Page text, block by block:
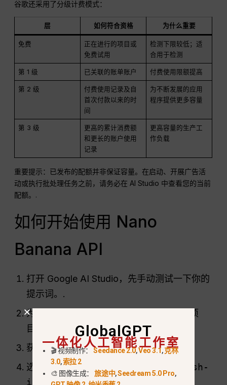
谷歌还采用了分级计费模式：
层 如何符合资格 为什么重要
免费
正在进行的项目或
免费试用
检测下限较低；适
合用于检测
第 1 级 已关联的账单账户 付费使用限额提高
第 2 级
付费使用记录及自
首次付款以来的时
间
为不断发展的应用
程序提供更多容量
第 3 级
更高的累计消费额
和更长的账户使用
记录
更高容量的生产工
作负载
重要提示：已发布的配额并非保证容量。在启动、开展广告活
动或执行批处理任务之前，请务必在 AI Studio 中查看您的当前
配额。.
如何开始使用 Nano
Banana API
打开 Google AI Studio，先手动测试一下你的
提示词。.
为该应用创建或选择一个 Google Cloud 项
目。.
获取一个 Gemini API 密钥。.
选择正确的型号 ID：
gemini-3.1-flash-
image,gemini-3-pro-image
GlobalGPT
一体化人工智能工作室
🎬 视频制作：Seedance 2.0,Veo 3.1,克林
3.0,索拉 2
🎨 图像生成：旅途中,Seedream 5.0 Pro,